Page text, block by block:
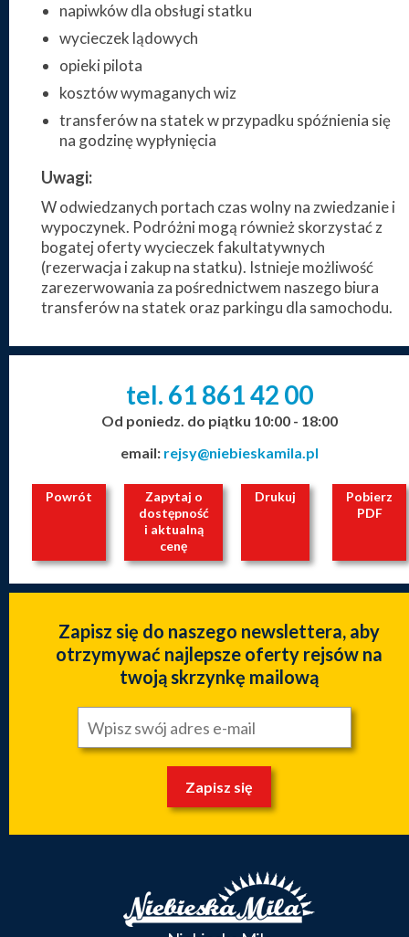
napiwków dla obsługi statku
wycieczek lądowych
opieki pilota
kosztów wymaganych wiz
transferów na statek w przypadku spóźnienia się
na godzinę wypłynięcia
Uwagi:
W odwiedzanych portach czas wolny na zwiedzanie i
wypoczynek. Podróżni mogą również skorzystać z
bogatej oferty wycieczek fakultatywnych
(rezerwacja i zakup na statku). Istnieje możliwość
zarezerwowania za pośrednictwem naszego biura
transferów na statek oraz parkingu dla samochodu.
tel. 61 86142 00
Od poniedz. do piątku 10:00 - 18:00
email: rejsy@niebieskamila.pl
Powrót
Zapytaj o
dostępność
i aktualną
cenę
Drukuj
Pobierz
PDF
Zapisz się do naszego newslettera, aby
otrzymywać najlepsze oferty rejsów na
twoją skrzynkę mailową
Zapisz się